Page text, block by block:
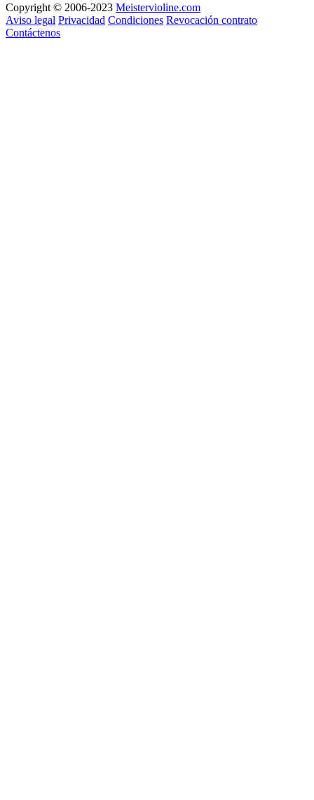
Copyright © 2006-2023 Meistervioline.com
Aviso legal Privacidad Condiciones Revocación contrato
Contáctenos